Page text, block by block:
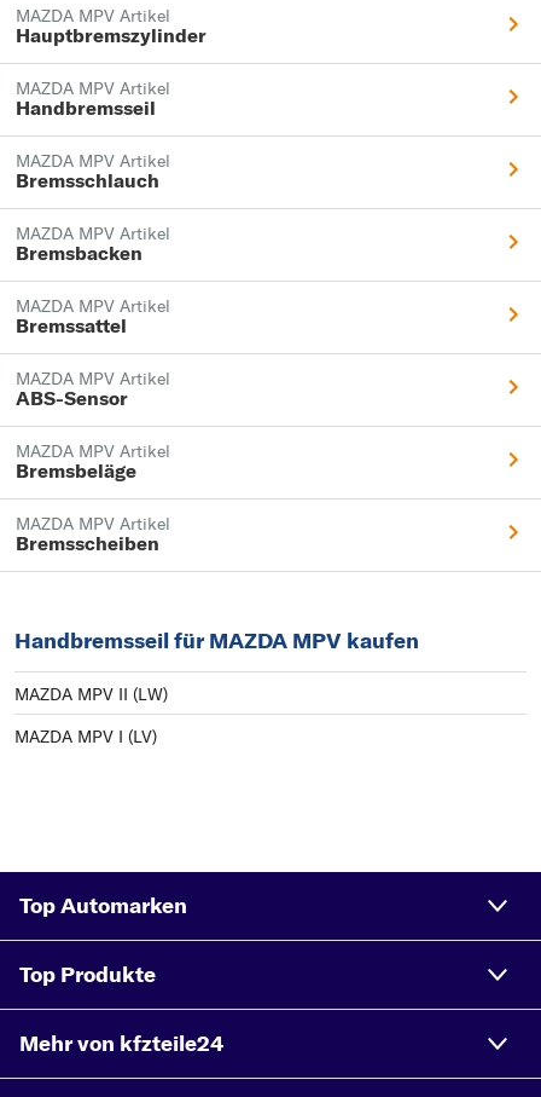
MAZDA MPV Artikel
Hauptbremszylinder
MAZDA MPV Artikel
Handbremsseil
MAZDA MPV Artikel
Bremsschlauch
MAZDA MPV Artikel
Bremsbacken
MAZDA MPV Artikel
Bremssattel
MAZDA MPV Artikel
ABS-Sensor
MAZDA MPV Artikel
Bremsbeläge
MAZDA MPV Artikel
Bremsscheiben
Handbremsseil für MAZDA MPV kaufen
MAZDA MPV II (LW)
MAZDA MPV I (LV)
Top Automarken
Top Produkte
Mehr von kfzteile24